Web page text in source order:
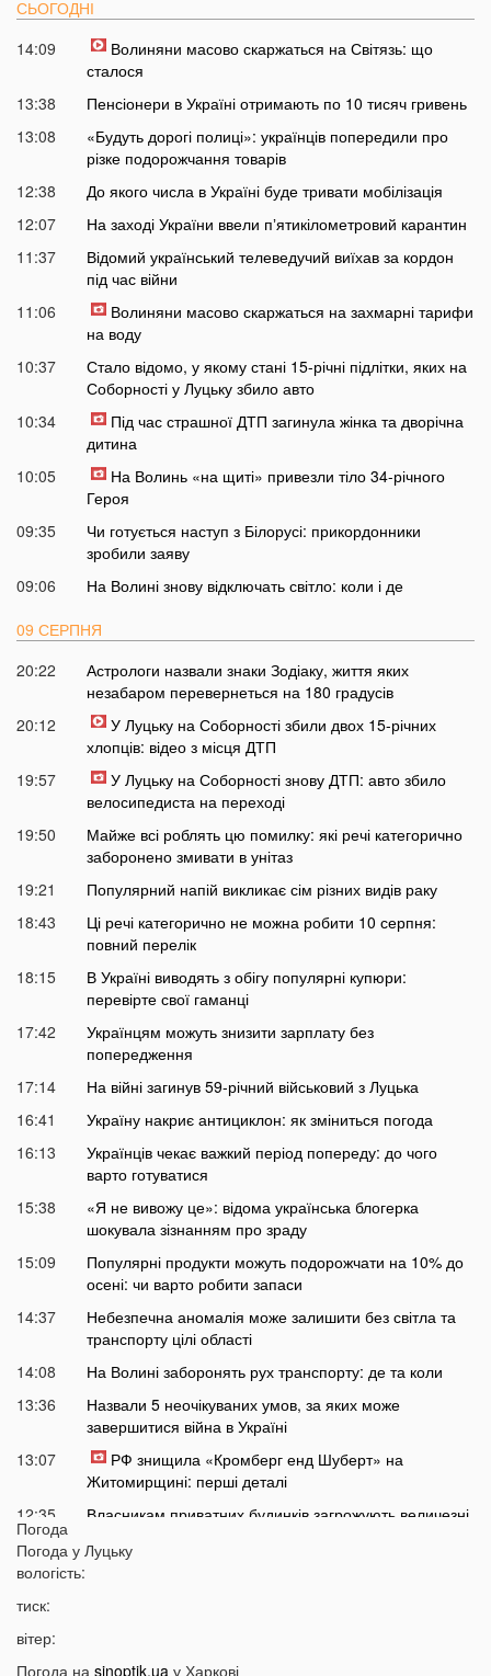
СЬОГОДНІ
14:09
Волиняни масово скаржаться на Світязь: що
сталося
13:38
Пенсіонери в Україні отримають по 10 тисяч гривень
13:08
«Будуть дорогі полиці»: українців попередили про
різке подорожчання товарів
12:38
До якого числа в Україні буде тривати мобілізація
12:07
На заході України ввели пʼятикілометровий карантин
11:37
Відомий український телеведучий виїхав за кордон
під час війни
11:06
Волиняни масово скаржаться на захмарні тарифи
на воду
10:37
Стало відомо, у якому стані 15-річні підлітки, яких на
Соборності у Луцьку збило авто
10:34
Під час страшної ДТП загинула жінка та дворічна
дитина
10:05
На Волинь «на щиті» привезли тіло 34-річного
Героя
09:35
Чи готується наступ з Білорусі: прикордонники
зробили заяву
09:06
На Волині знову відключать світло: коли і де
09 СЕРПНЯ
20:22
Астрологи назвали знаки Зодіаку, життя яких
незабаром перевернеться на 180 градусів
20:12
У Луцьку на Соборності збили двох 15-річних
хлопців: відео з місця ДТП
19:57
У Луцьку на Соборності знову ДТП: авто збило
велосипедиста на переході
19:50
Майже всі роблять цю помилку: які речі категорично
заборонено змивати в унітаз
19:21
Популярний напій викликає сім різних видів раку
18:43
Ці речі категорично не можна робити 10 серпня:
повний перелік
18:15
В Україні виводять з обігу популярні купюри:
перевірте свої гаманці
17:42
Українцям можуть знизити зарплату без
попередження
17:14
На війні загинув 59-річний військовий з Луцька
16:41
Україну накриє антициклон: як зміниться погода
16:13
Українців чекає важкий період попереду: до чого
варто готуватися
15:38
«Я не вивожу це»: відома українська блогерка
шокувала зізнанням про зраду
15:09
Популярні продукти можуть подорожчати на 10% до
осені: чи варто робити запаси
14:37
Небезпечна аномалія може залишити без світла та
транспорту цілі області
14:08
На Волині заборонять рух транспорту: де та коли
13:36
Назвали 5 неочікуваних умов, за яких може
завершитися війна в Україні
13:07
РФ знищила «Кромберг енд Шуберт» на
Житомирщині: перші деталі
12:35
Власникам приватних будинків загрожують величезні
12:06
Погода
Погода у Луцьку
вологість:
тиск:
вітер:
Погода на sinoptik.ua у Харкові